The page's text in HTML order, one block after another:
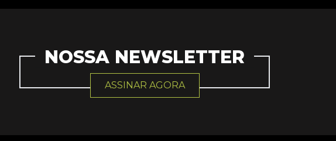
NOSSA NEWSLETTER
ASSINAR AGORA